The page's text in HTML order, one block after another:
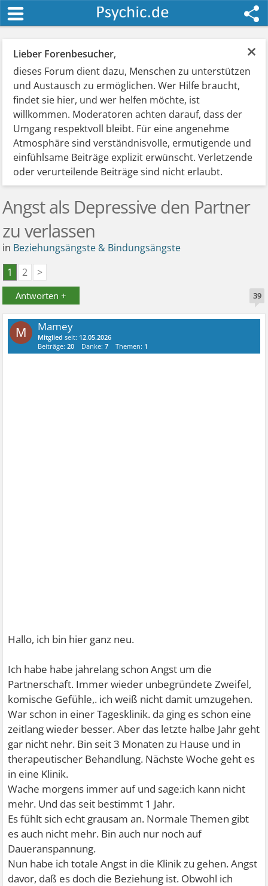
×
Lieber Forenbesucher,
dieses Forum dient dazu, Menschen zu unterstützen
und Austausch zu ermöglichen. Wer Hilfe braucht,
findet sie hier, und wer helfen möchte, ist
willkommen. Moderatoren achten darauf, dass der
Umgang respektvoll bleibt. Für eine angenehme
Atmosphäre sind verständnisvolle, ermutigende und
einfühlsame Beiträge explizit erwünscht. Verletzende
oder verurteilende Beiträge sind nicht erlaubt.
Angst als Depressive den Partner
zu verlassen
in Beziehungsängste & Bindungsängste
1
2 >
Antworten + 39
M Mamey
Mitglied seit: 12.05.2026
Beiträge:20 Danke:7 Themen: 1
Hallo, ich bin hier ganz neu.
Ich habe habe jahrelang schon Angst um die
Partnerschaft. Immer wieder unbegründete Zweifel,
komische Gefühle,. ich weiß nicht damit umzugehen.
War schon in einer Tagesklinik. da ging es schon eine
zeitlang wieder besser. Aber das letzte halbe Jahr geht
gar nicht nehr. Bin seit 3 Monaten zu Hause und in
therapeutischer Behandlung. Nächste Woche geht es
in eine Klinik.
Wache morgens immer auf und sage:ich kann nicht
mehr. Und das seit bestimmt 1 Jahr.
Es fühlt sich echt grausam an. Normale Themen gibt
es auch nicht mehr. Bin auch nur noch auf
Daueranspannung.
Nun habe ich totale Angst in die Klinik zu gehen. Angst
davor, daß es doch die Beziehung ist. Obwohl ich